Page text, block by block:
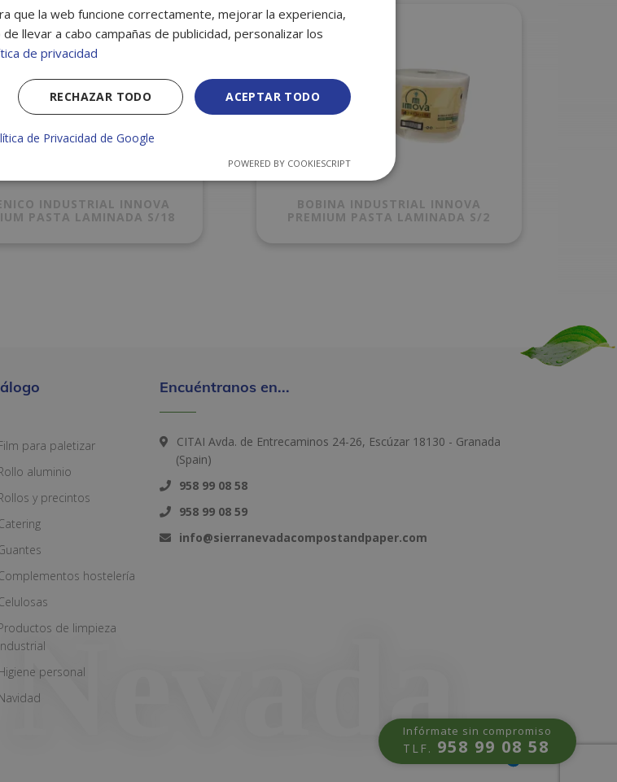
Infórmate sin compromiso
TLF. 958 99 08 58
INDUSTRIAL INNOVA
PASTA LAMINADA S/18
BOBINA INDUSTRIAL INNOVA
PREMIUM PASTA LAMINADA S/2
para paletizar
aluminio
y precintos
hostelería
de limpieza
personal
Encuéntranos en...
CITAI Avda. de Entrecaminos 24-26, Escúzar 18130 - Granada
(Spain)
958 99 08 58
958 99 08 59
info@sierranevadacompostandpaper.com
que la web funcione correctamente, mejorar la experiencia,
llevar a cabo campañas de publicidad, personalizar los
de privacidad
ACEPTAR TODO
RECHAZAR TODO
de Privacidad de Google
POWERED BY COOKIESCRIPT